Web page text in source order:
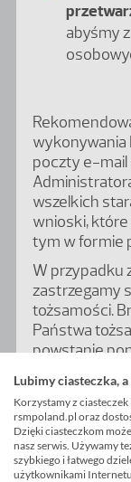
abyśmy
wykonywania
poczty e-mail
wszelkich
wnioski, które
tym w formie
W przypadku
zastrzegamy
tożsamości.
Państwa
powstanie
wniosku, o
w sposób
Złożenie
może
Lubimy ciasteczka, a
Korzystamy z
rsmpoland.pl oraz
Dzięki ciasteczkom
nasz serwis. Używamy
szybkiego i łatwego
użytkownikami